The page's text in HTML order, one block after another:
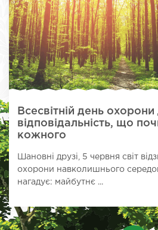
Всесвітній день охорони
відповідальність, що
кожного
Шановні друзі, 5 червня світ
охорони навколишнього
нагадує: майбутнє ...